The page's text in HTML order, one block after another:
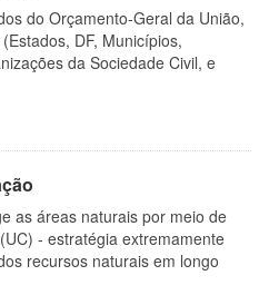
do Orçamento-Geral da União,
DF, Municípios,
da Sociedade Civil, e
as áreas naturais por meio de
- estratégia extremamente
recursos naturais em longo